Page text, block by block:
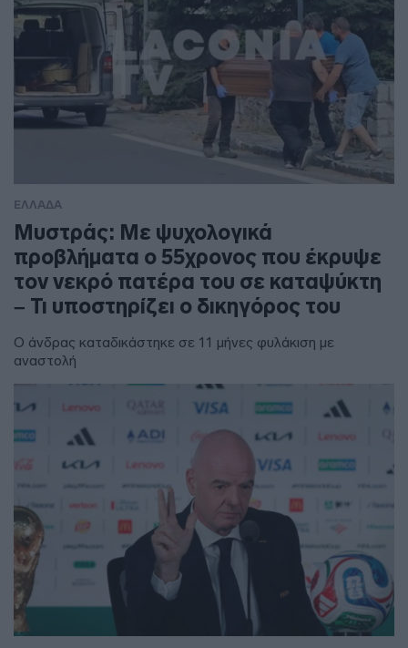
ΕΛΛΑΔΑ
Μυστράς: Με ψυχολογικά
προβλήματα ο 55χρονος που έκρυψε
τον νεκρό πατέρα του σε καταψύκτη
– Τι υποστηρίζει ο δικηγόρος του
Ο άνδρας καταδικάστηκε σε 11 μήνες φυλάκιση με
αναστολή